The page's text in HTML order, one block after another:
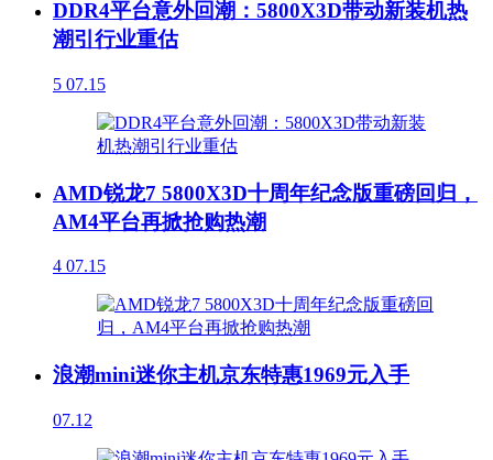
DDR4平台意外回潮：5800X3D带动新装机热
潮引行业重估
5 07.15
AMD锐龙7 5800X3D十周年纪念版重磅回归，
AM4平台再掀抢购热潮
4 07.15
浪潮mini迷你主机京东特惠1969元入手
07.12